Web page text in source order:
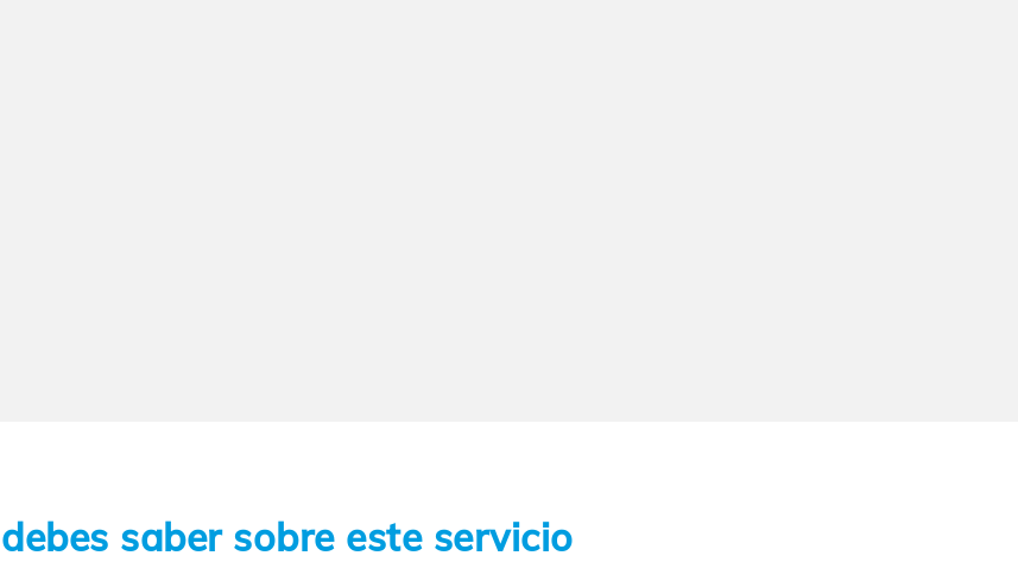
saber sobre este servicio